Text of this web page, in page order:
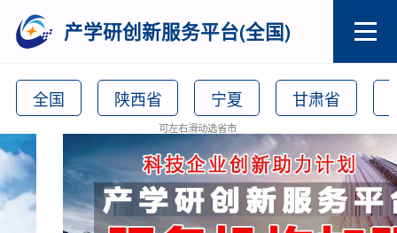
产学研创新服务平台(全国)
全国 陕西省 宁夏 甘肃省
可左右滑动选省市